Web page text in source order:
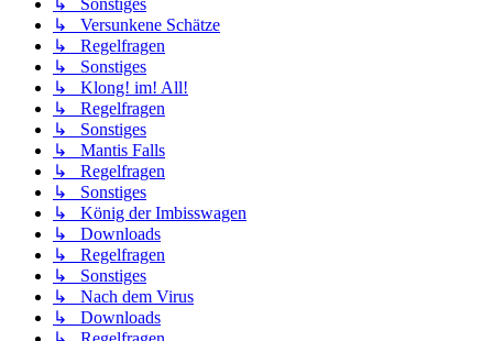
↳ Sonstiges
↳ Versunkene Schätze
↳ Regelfragen
↳ Sonstiges
↳ Klong! im! All!
↳ Regelfragen
↳ Sonstiges
↳ Mantis Falls
↳ Regelfragen
↳ Sonstiges
↳ König der Imbisswagen
↳ Downloads
↳ Regelfragen
↳ Sonstiges
↳ Nach dem Virus
↳ Downloads